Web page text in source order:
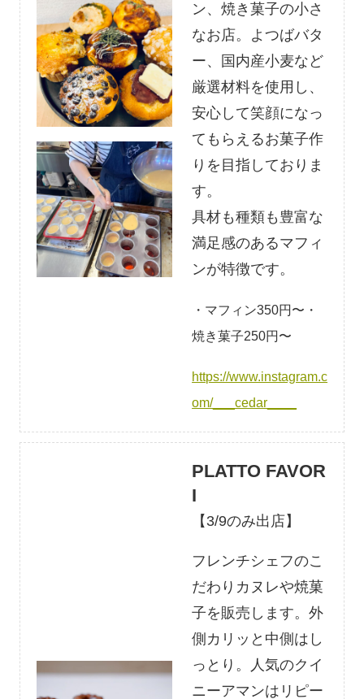
ン、焼き菓子の小さ
なお店。よつばバタ
ー、国内産小麦など
厳選材料を使用し、
安心して笑顔になっ
てもらえるお菓子作
りを目指しておりま
す。
具材も種類も豊富な
満足感のあるマフィ
ンが特徴です。
・マフィン350円〜・
焼き菓子250円〜
https://www.instagram.c
om/___cedar____
PLATTO FAVOR
I
【3/9のみ出店】
フレンチシェフのこ
だわりカヌレや焼菓
子を販売します。外
側カリッと中側はし
っとり。人気のクイ
ニーアマンはリピー